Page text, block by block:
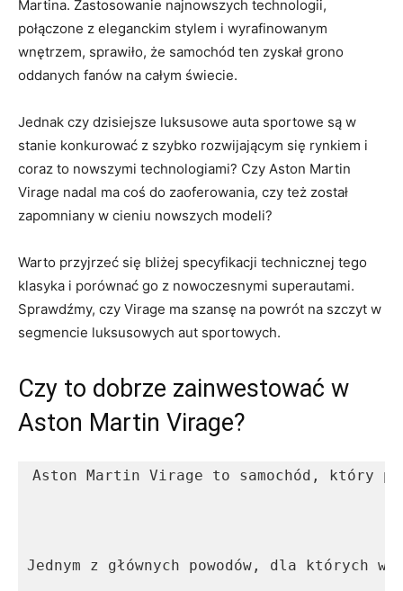
Martina. Zastosowanie​ najnowszych​ technologii,
połączone z ‌eleganckim stylem i wyrafinowanym⁢
wnętrzem, sprawiło, że samochód⁢ ten zyskał grono
oddanych fanów na‍ całym ⁤świecie.
Jednak czy‍ dzisiejsze luksusowe ⁢auta sportowe ⁢są w
stanie konkurować z szybko​ rozwijającym się rynkiem i
coraz to nowszymi technologiami? Czy Aston Martin
Virage nadal ma coś ​do zaoferowania, czy też został ​
zapomniany w​ cieniu nowszych modeli?
Warto‌ przyjrzeć się ⁣bliżej specyfikacji technicznej tego
klasyka⁤ i porównać go ⁣z nowoczesnymi ​superautami.
Sprawdźmy, czy ⁣Virage ma szansę ⁢na powrót na ‌szczyt ⁣w
segmencie‌ luksusowych aut sportowych.
Czy ​to dobrze zainwestować ‍w
Aston Martin Virage?
Aston Martin Virage to samochód, który
Jednym z głównych powodów, dla